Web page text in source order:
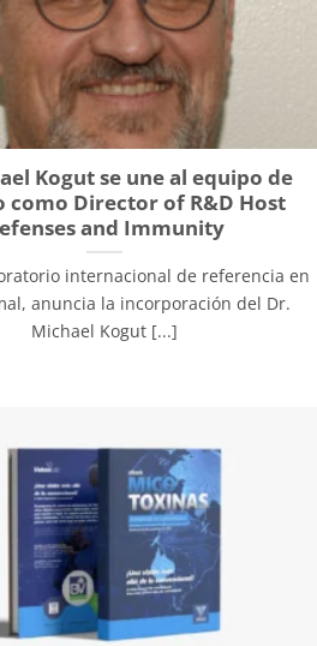
Kogut se une al equipo de
como Director of R&D Host
and Immunity
internacional de referencia en
anuncia la incorporación del Dr.
Michael Kogut [...]